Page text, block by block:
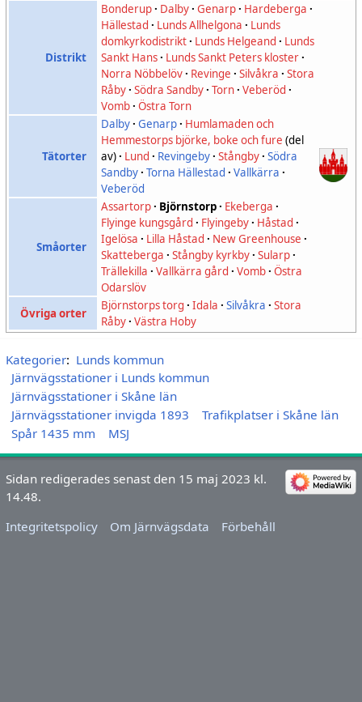
Distrikt
Bonderup· Dalby·Genarp· Hardeberga ·
Hällestad · Lunds Allhelgona · Lunds
domkyrkodistrikt· Lunds Helgeand · Lunds
Sankt Hans· Lunds Sankt Peters kloster·
Norra Nöbbelöv· Revinge ·Silvåkra ·Stora
Råby·Södra Sandby·Torn·Veberöd ·
Vomb·Östra Torn
Tätorter
Dalby·Genarp· Humlamaden och
Hemmestorps björke, boke och fure (del
av)· Lund · Revingeby·Stångby·Södra
Sandby·Torna Hällestad ·Vallkärra ·
Veberöd
Småorter
Assartorp· Björnstorp· Ekeberga ·
Flyinge kungsgård · Flyingeby· Håstad ·
Igelösa · Lilla Håstad · New Greenhouse ·
Skatteberga ·Stångby kyrkby·Sularp·
Trällekilla ·Vallkärra gård ·Vomb·Östra
Odarslöv
Övriga orter
Björnstorps torg ·Idala ·Silvåkra ·Stora
Råby·Västra Hoby
Kategorier: Lunds kommun
Järnvägsstationer i Lunds kommun
Järnvägsstationer i Skåne län
Järnvägsstationer invigda 1893
Trafikplatser i Skåne län
Spår 1435 mm
MSJ
Sidan redigerades senast den 15 maj 2023 kl.
14.48.
Integritetspolicy
Om Järnvägsdata Förbehåll